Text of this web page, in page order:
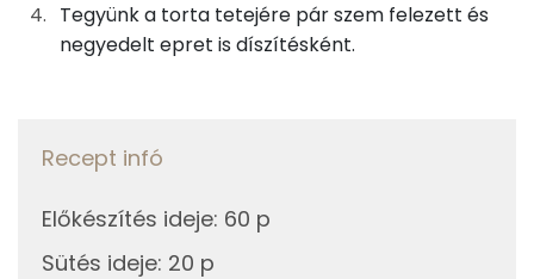
Riboflavin - B2 vitamin:
0 mg
Kolin:
Tegyünk a torta tetejére pár szem felezett és
negyedelt epret is díszítésként.
Recept infó
Előkészítés ideje: 60 p
Sütés ideje: 20 p